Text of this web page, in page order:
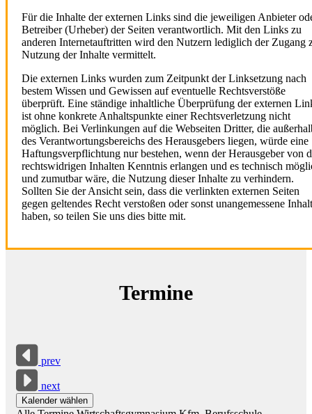
Für die Inhalte der externen Links sind die jeweiligen Anbieter
Betreiber (Urheber) der Seiten verantwortlich. Mit den Links zu
anderen Internetauftritten wird den Nutzern lediglich der Zugang
Nutzung der Inhalte vermittelt.
Die externen Links wurden zum Zeitpunkt der Linksetzung nach
bestem Wissen und Gewissen auf eventuelle Rechtsverstöße
überprüft. Eine ständige inhaltliche Überprüfung der externen
ist ohne konkrete Anhaltspunkte einer Rechtsverletzung nicht
möglich. Bei Verlinkungen auf die Webseiten Dritter, die
des Verantwortungsbereichs des Herausgebers liegen, würde eine
Haftungsverpflichtung nur bestehen, wenn der Herausgeber von
rechtswidrigen Inhalten Kenntnis erlangen und es technisch
und zumutbar wäre, die Nutzung dieser Inhalte zu verhindern.
Sollten Sie der Ansicht sein, dass die verlinkten externen Seiten
gegen geltendes Recht verstoßen oder sonst unangemessene
haben, so teilen Sie uns dies bitte mit.
Termine
prev
next
Kalender wählen